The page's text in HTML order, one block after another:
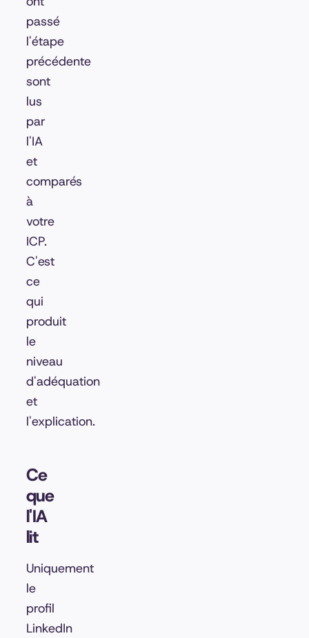
passé
l'étape
précédente
sont
lus
par
l'IA
et
comparés
à
votre
ICP.
C'est
ce
qui
produit
le
niveau
d'adéquation
et
l'explication.
Ce
que
l'IA
lit
Uniquement
le
profil
LinkedIn